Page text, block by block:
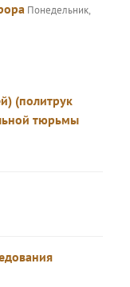
Понедельник,
(политрук
тюрьмы